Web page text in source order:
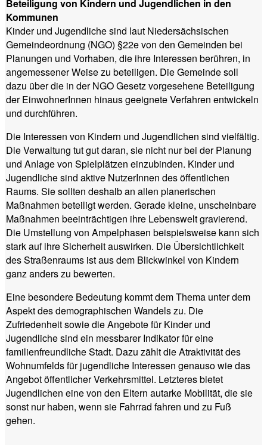
Beteiligung von Kindern und Jugendlichen in den
Kommunen
Kinder und Jugendliche sind laut Niedersächsischen
Gemeindeordnung (NGO) §22e von den Gemeinden bei
Planungen und Vorhaben, die ihre Interessen berühren, in
angemessener Weise zu beteiligen. Die Gemeinde soll
dazu über die in der NGO Gesetz vorgesehene Beteiligung
der EinwohnerInnen hinaus geeignete Verfahren entwickeln
und durchführen.
Die Interessen von Kindern und Jugendlichen sind vielfältig.
Die Verwaltung tut gut daran, sie nicht nur bei der Planung
und Anlage von Spielplätzen einzubinden. Kinder und
Jugendliche sind aktive NutzerInnen des öffentlichen
Raums. Sie sollten deshalb an allen planerischen
Maßnahmen beteiligt werden. Gerade kleine, unscheinbare
Maßnahmen beeinträchtigen ihre Lebenswelt gravierend.
Die Umstellung von Ampelphasen beispielsweise kann sich
stark auf ihre Sicherheit auswirken. Die Übersichtlichkeit
des Straßenraums ist aus dem Blickwinkel von Kindern
ganz anders zu bewerten.
Eine besondere Bedeutung kommt dem Thema unter dem
Aspekt des demographischen Wandels zu. Die
Zufriedenheit sowie die Angebote für Kinder und
Jugendliche sind ein messbarer Indikator für eine
familienfreundliche Stadt. Dazu zählt die Atraktivität des
Wohnumfelds für jugendliche Interessen genauso wie das
Angebot öffentlicher Verkehrsmittel. Letzteres bietet
Jugendlichen eine von den Eltern autarke Mobilität, die sie
sonst nur haben, wenn sie Fahrrad fahren und zu Fuß
gehen.